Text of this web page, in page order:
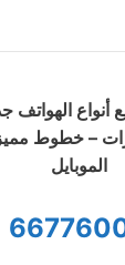
أنواع
– خطوط
الموبايل